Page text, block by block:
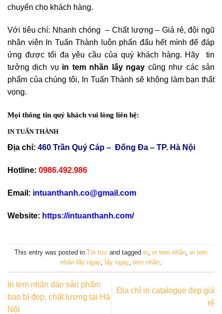
chuyển cho khách hàng.
Với tiêu chí: Nhanh chóng – Chất lượng – Giá rẻ, đội ngũ
nhân viên In Tuấn Thành luôn phấn đấu hết mình để đáp
ứng được tối đa yêu cầu của quý khách hàng. Hãy tin
tưởng dịch vụ in tem nhãn lấy ngay cũng như các sản
phẩm của chúng tôi, In Tuấn Thành sẽ không làm bạn thất
vọng.
Mọi thông tin quý khách vui lòng liên hệ:
IN TUẤN THÀNH
Địa chỉ: 460 Trần Quý Cáp – Đống Đa – TP. Hà Nội
Hotline: 0986.492.986
Email: intuanthanh.co@gmail.com
Website: https://intuanthanh.com/
This entry was posted in Tin tức and tagged in, in tem nhãn, in tem
nhãn lấy ngay, lấy ngay, tem nhãn.
In tem nhãn dán sản phẩm
bao bì đẹp, chất lượng tại Hà
Nội
Địa chỉ in catalogue đẹp giá
rẻ